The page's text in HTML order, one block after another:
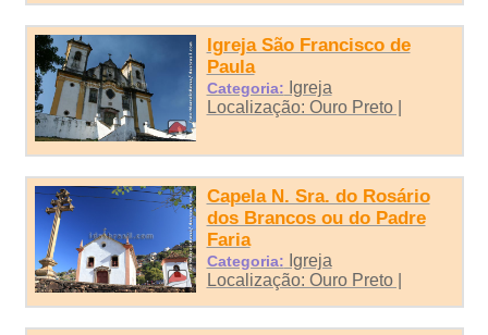
Igreja São Francisco de
Paula
Categoria: Igreja
Localização: Ouro Preto |
Capela N. Sra. do Rosário
dos Brancos ou do Padre
Faria
Categoria: Igreja
Localização: Ouro Preto |